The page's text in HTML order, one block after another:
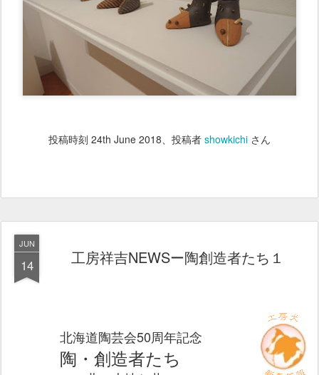
投稿時刻 24th June 2018 、投稿者 showkichi さん
JUN
14 工房祥吉NEWSー陶創造者たち１
北海道陶芸会50周年記念
陶・創造者たち